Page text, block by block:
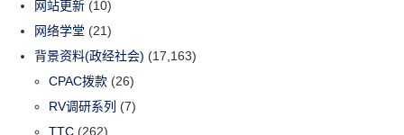
网站更新 (10)
网络学堂 (21)
背景资料(政经社会) (17,163)
CPAC拨款 (26)
RV调研系列 (7)
TTC (262)